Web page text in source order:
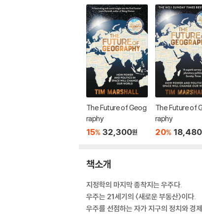
The Future of Geog
raphy
15% 32,300원
The Future of
raphy
20% 18,480
책소개
지정학의 마지막 종착지는 우주다.
우주는 21세기의 〈새로운 부동산〉이다.
우주를 선점하는 자가 지구의 정치와 경